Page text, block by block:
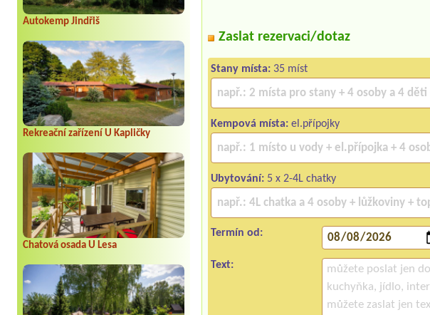
Autokemp Jindřiš
Rekreační zařízení U Kapličky
Chatová osada U Lesa
Zaslat rezervaci/dotaz
Stany místa: 35 míst
Kempová místa: el.přípojky
Ubytování: 5 x 2-4L chatky
Termín od:
Text: